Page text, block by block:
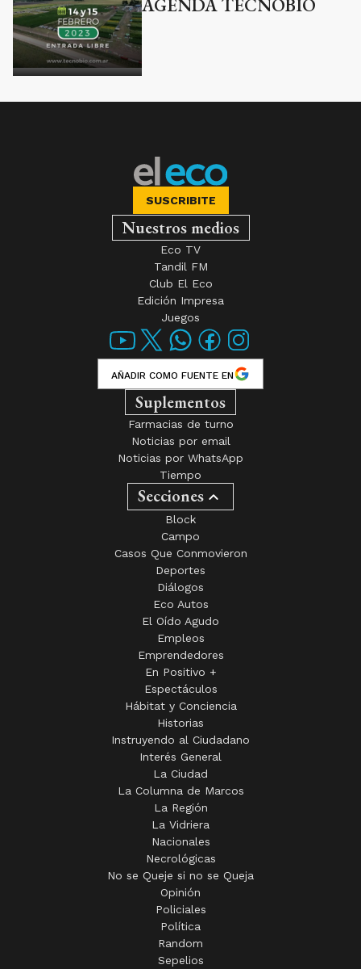
AGENDA TECNOBIO
SUSCRIBITE
Nuestros medios
Eco TV
Tandil FM
Club El Eco
Edición Impresa
Juegos
AÑADIR COMO FUENTE EN
Suplementos
Farmacias de turno
Noticias por email
Noticias por WhatsApp
Tiempo
Secciones
Block
Campo
Casos Que Conmovieron
Deportes
Diálogos
Eco Autos
El Oído Agudo
Empleos
Emprendedores
En Positivo +
Espectáculos
Hábitat y Conciencia
Historias
Instruyendo al Ciudadano
Interés General
La Ciudad
La Columna de Marcos
La Región
La Vidriera
Nacionales
Necrológicas
No se Queje si no se Queja
Opinión
Policiales
Política
Random
Sepelios